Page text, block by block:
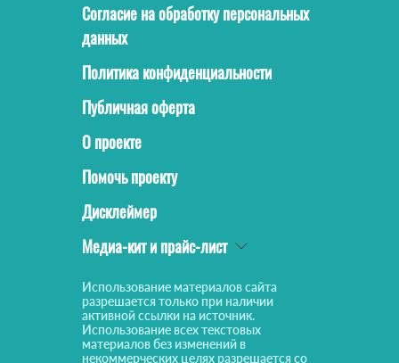
Согласие на обработку персональных
данных
Политика конфиденциальности
Публичная оферта
О проекте
Помочь проекту
Дисклеймер
Медиа-кит и прайс-лист
Использование материалов сайта
разрешается только при наличии
активной ссылки на источник.
Использование всех текстовых
материалов без изменений в
некоммерческих целях разрешается со